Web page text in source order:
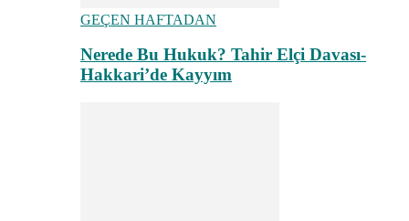
GEÇEN HAFTADAN
Nerede Bu Hukuk? Tahir Elçi Davası-
Hakkari’de Kayyım